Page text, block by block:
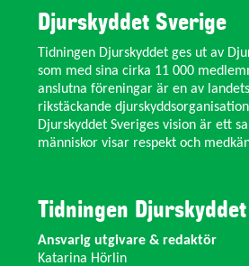
Djurskyddet Sverige
Tidningen Djurskyddet ges ut av
som med sina cirka 11 000
anslutna föreningar är en av
rikstäckande
Djurskyddet Sveriges vision är ett
människor visar respekt och
Tidningen Djurskyddet
Ansvarig utgivare & redaktör
Katarina Hörlin